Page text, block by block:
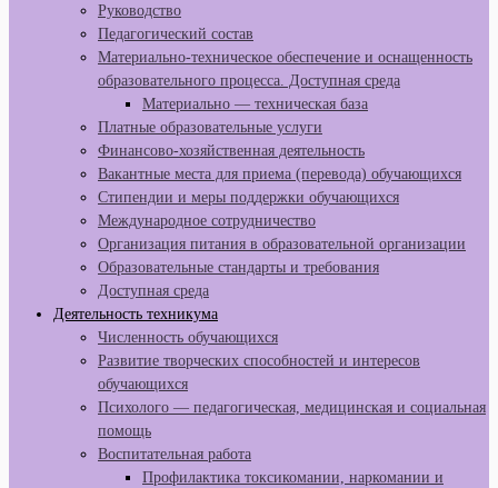
Руководство
Педагогический состав
Материально-техническое обеспечение и оснащенность
образовательного процесса. Доступная среда
Материально — техническая база
Платные образовательные услуги
Финансово-хозяйственная деятельность
Вакантные места для приема (перевода) обучающихся
Стипендии и меры поддержки обучающихся
Международное сотрудничество
Организация питания в образовательной организации
Образовательные стандарты и требования
Доступная среда
Деятельность техникума
Численность обучающихся
Развитие творческих способностей и интересов
обучающихся
Психолого — педагогическая, медицинская и социальная
помощь
Воспитательная работа
Профилактика токсикомании, наркомании и